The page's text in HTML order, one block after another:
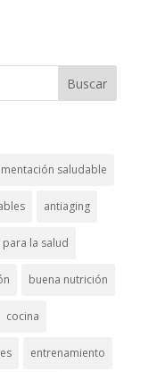
saludable
antiaging
la salud
buena nutrición
cocina
entrenamiento